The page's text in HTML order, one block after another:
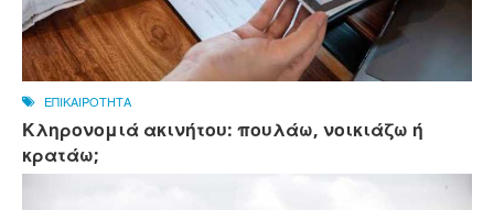
ΕΠΙΚΑΙΡΟΤΗΤΑ
Κληρονομιά ακινήτου: πουλάω, νοικιάζω ή
κρατάω;